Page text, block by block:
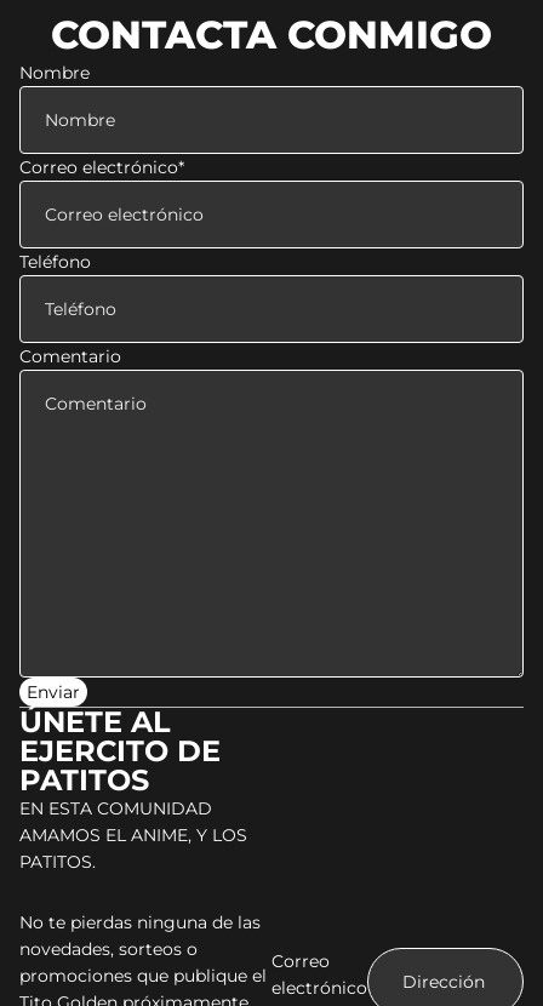
CONTACTA CONMIGO
Nombre
Correo electrónico*
Teléfono
Comentario
Enviar
ÚNETE AL
EJERCITO DE
PATITOS
EN ESTA COMUNIDAD
AMAMOS EL ANIME, Y LOS
PATITOS.
No te pierdas ninguna de las
novedades, sorteos o
promociones que publique el
Correo
electrónico